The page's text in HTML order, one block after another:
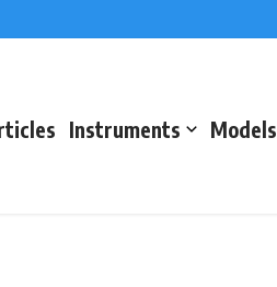
Instruments Models